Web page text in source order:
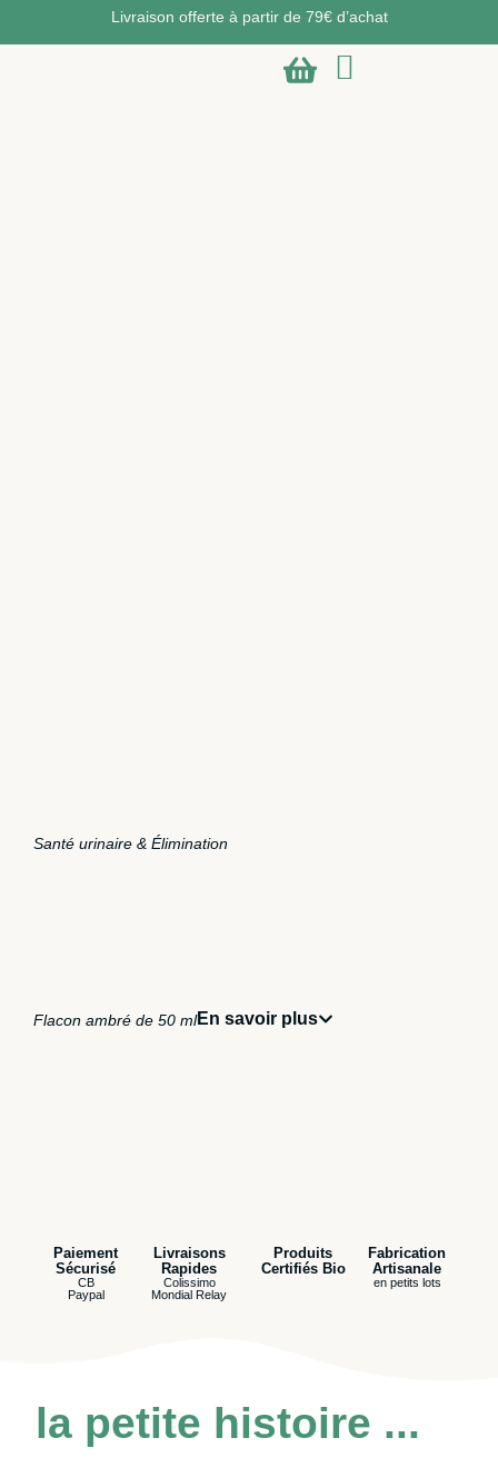
Livraison offerte à partir de 79€ d’achat
Santé urinaire & Élimination
Flacon ambré de 50 mlEn savoir plus
Paiement
Sécurisé
CB
Paypal
Livraisons
Rapides
Colissimo
Mondial Relay
Produits
Certifiés Bio
Fabrication
Artisanale
en petits lots
la petite histoire ...